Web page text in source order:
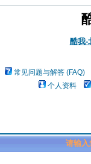
酷我-
常见问题与解答 (FAQ)
个人资料
请输入